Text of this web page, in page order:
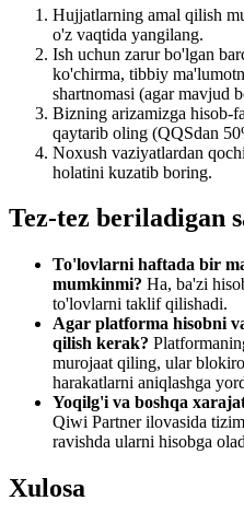
Hujjatlarning amal qilish
o'z vaqtida yangilang.
Ish uchun zarur bo'lgan
ko'chirma, tibbiy
shartnomasi (agar mavjud
Bizning arizamizga hisob-
qaytarib oling (QQSdan
Noxush vaziyatlardan
holatini kuzatib boring.
Tez-tez beriladigan
To'lovlarni haftada bir
mumkinmi? Ha, ba'zi
to'lovlarni taklif qilishadi.
Agar platforma hisobni
qilish kerak?
murojaat qiling, ular
harakatlarni aniqlashga
Yoqilg'i va boshqa
Qiwi Partner ilovasida
ravishda ularni hisobga
Xulosa